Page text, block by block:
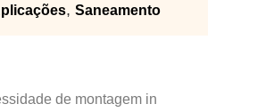
, Saneamento
de montagem in